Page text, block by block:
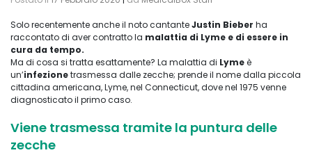
Solo recentemente anche il noto cantanteJustin Bieber ha
raccontato di aver contratto la malattia di Lyme e di essere in
cura da tempo.
Ma di cosa si tratta esattamente? La malattia di Lymeè
un’infezionetrasmessa dalle zecche; prende il nome dalla piccola
cittadina americana, Lyme, nel Connecticut, dove nel 1975 venne
diagnosticato il primo caso.
Viene trasmessa tramite la puntura delle
zecche